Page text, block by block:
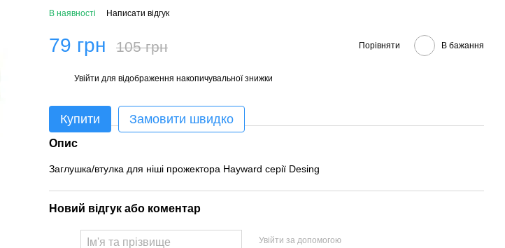
В наявності Написати відгук
79 грн 105 грн Порівняти В бажання
Увійти для відображення накопичувальної знижки
Купити Замовити швидко
Опис
Заглушка/втулка для ніші прожектора Hayward серії Desing
Новий відгук або коментар
Увійти за допомогою